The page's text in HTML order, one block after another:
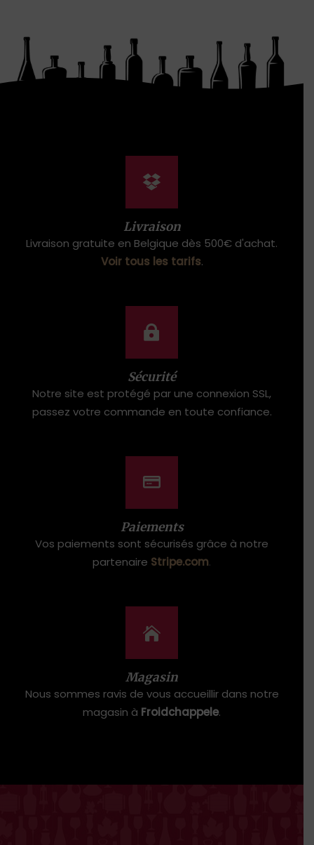
Livraison
Livraison gratuite en Belgique dès 500€ d'achat.
Voir tous les tarifs.
Sécurité
Notre site est protégé par une connexion SSL,
passez votre commande en toute confiance.
Paiements
Vos paiements sont sécurisés grâce à notre
partenaire Stripe.com.
Magasin
Nous sommes ravis de vous accueillir dans notre
magasin à Froidchappele.